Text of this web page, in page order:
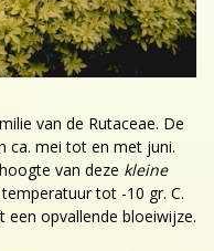
van de Rutaceae. De
ca. mei tot en met juni.
van deze kleine
tot -10 gr. C.
opvallende bloeiwijze.